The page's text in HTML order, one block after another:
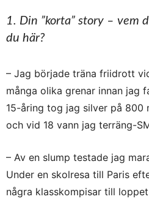
1. Din ”korta” story – vem
du här?
– Jag började träna friidrott
många olika grenar innan jag
15-åring tog jag silver på 800
och vid 18 vann jag terräng-
– Av en slump testade jag
Under en skolresa till Paris
några klasskompisar till